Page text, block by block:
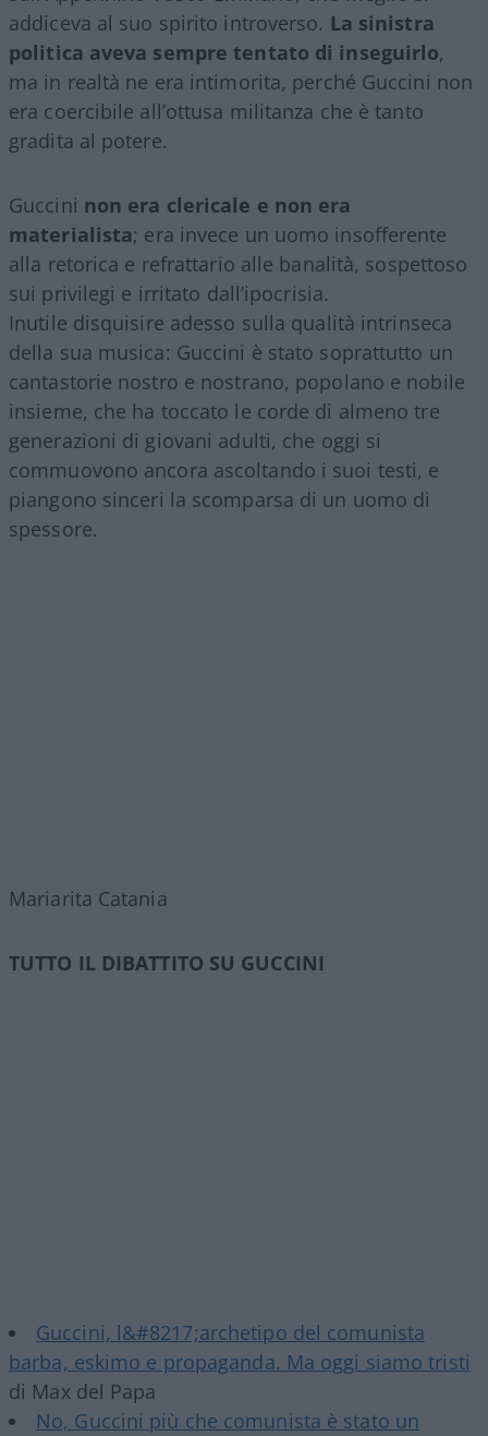
addiceva al suo spirito introverso. La sinistra
politica aveva sempre tentato di inseguirlo,
ma in realtà ne era intimorita, perché Guccini non
era coercibile all’ottusa militanza che è tanto
gradita al potere.
Guccini non era clericale e non era
materialista; era invece un uomo insofferente
alla retorica e refrattario alle banalità, sospettoso
sui privilegi e irritato dall’ipocrisia.
Inutile disquisire adesso sulla qualità intrinseca
della sua musica: Guccini è stato soprattutto un
cantastorie nostro e nostrano, popolano e nobile
insieme, che ha toccato le corde di almeno tre
generazioni di giovani adulti, che oggi si
commuovono ancora ascoltando i suoi testi, e
piangono sinceri la scomparsa di un uomo di
spessore.
Mariarita Catania
TUTTO IL DIBATTITO SU GUCCINI
Guccini, l&#8217;archetipo del comunista
barba, eskimo e propaganda. Ma oggi siamo tristi
di Max del Papa
No, Guccini più che comunista è stato un